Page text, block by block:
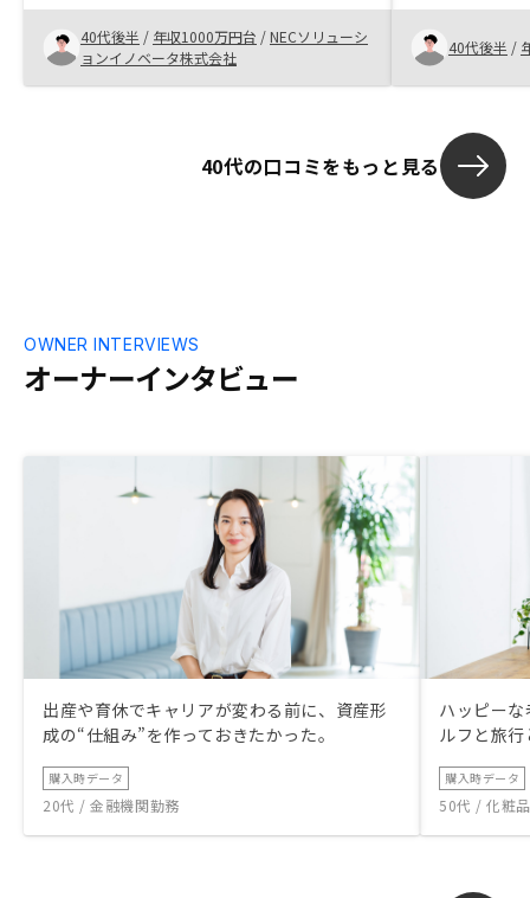
40代後半 / 年収1000万円台 /NECソリューシ
ョンイノベータ株式会社
40代後半 /
40代の口コミをもっと見る
オーナーインタビュー
OWNER INTERVIEWS
出産や育休でキャリアが変わる前に、資産形
成の“仕組み”を作っておきたかった。
購入時データ
20代 / 金融機関勤務
ハッピー
ルフと旅
購入時データ
50代 / 化粧